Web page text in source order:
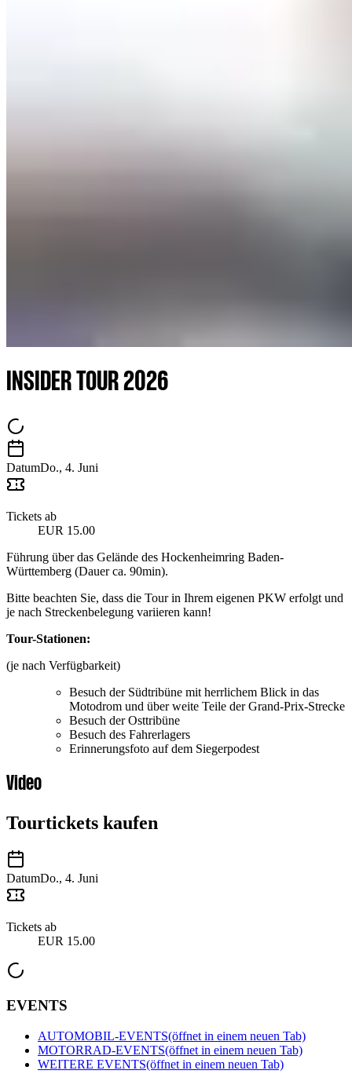
INSIDER TOUR 2026
DatumDo., 4. Juni
Tickets ab
EUR 15.00
Führung über das Gelände des Hockenheimring Baden-
Württemberg (Dauer ca. 90min).
Bitte beachten Sie, dass die Tour in Ihrem eigenen PKW erfolgt und
je nach Streckenbelegung variieren kann!
Tour-Stationen:
(je nach Verfügbarkeit)
Besuch der Südtribüne mit herrlichem Blick in das
Motodrom und über weite Teile der Grand-Prix-Strecke
Besuch der Osttribüne
Besuch des Fahrerlagers
Erinnerungsfoto auf dem Siegerpodest
Video
Tourtickets kaufen
DatumDo., 4. Juni
Tickets ab
EUR 15.00
EVENTS
AUTOMOBIL-EVENTS(öffnet in einem neuen Tab)
MOTORRAD-EVENTS(öffnet in einem neuen Tab)
WEITERE EVENTS(öffnet in einem neuen Tab)